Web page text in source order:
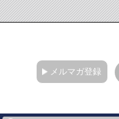
メルマガ登録